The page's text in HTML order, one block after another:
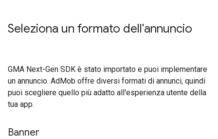
Seleziona un formato dell'annuncio
GMA Next-Gen SDK è stato importato e puoi implementare
un annuncio. AdMob offre diversi formati di annunci, quindi
puoi scegliere quello più adatto all'esperienza utente della
tua app.
Banner